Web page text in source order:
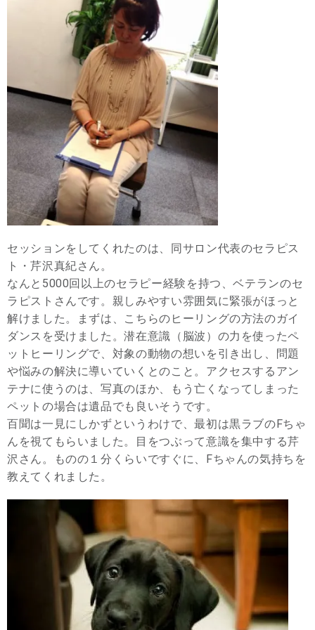
セッションをしてくれたのは、同サロン代表のセラピス
ト・芹沢真紀さん。
なんと5000回以上のセラピー経験を持つ、ベテランのセ
ラピストさんです。親しみやすい雰囲気に緊張がほっと
解けました。まずは、こちらのヒーリングの方法のガイ
ダンスを受けました。潜在意識（脳波）の力を使ったペ
ットヒーリングで、対象の動物の想いを引き出し、問題
や悩みの解決に導いていくとのこと。アクセスするアン
テナに使うのは、写真のほか、もう亡くなってしまった
ペットの場合は遺品でも良いそうです。
百聞は一見にしかずというわけで、最初は黒ラブのFちゃ
んを視てもらいました。目をつぶって意識を集中する芹
沢さん。ものの１分くらいですぐに、Fちゃんの気持ちを
教えてくれました。